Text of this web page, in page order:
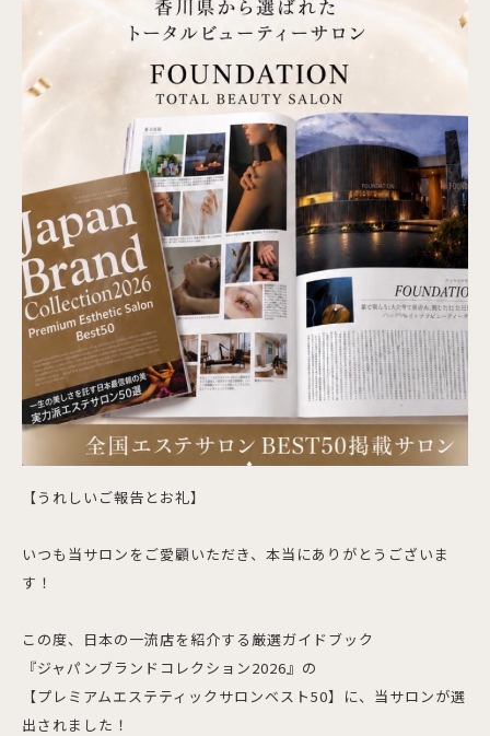
【うれしいご報告とお礼】
いつも当サロンをご愛顧いただき、本当にありがとうございま
す！
この度、日本の一流店を紹介する厳選ガイドブック
『ジャパンブランドコレクション2026』の
【プレミアムエステティックサロンベスト50】に、当サロンが選
出されました！